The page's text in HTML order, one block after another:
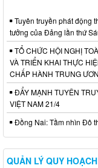
Tuyên truyền phát động
tưởng của Đảng lần thứ
TỔ CHỨC HỘI NGHỊ
VÀ TRIỂN KHAI THỰC
CHẤP HÀNH TRUNG
ĐẨY MẠNH TUYÊN
VIỆT NAM 21/4
Đồng Nai: Tầm nhìn Đô
QUẢN LÝ QUY